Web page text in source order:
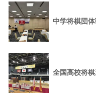
中学将棋団
全国高校将棋